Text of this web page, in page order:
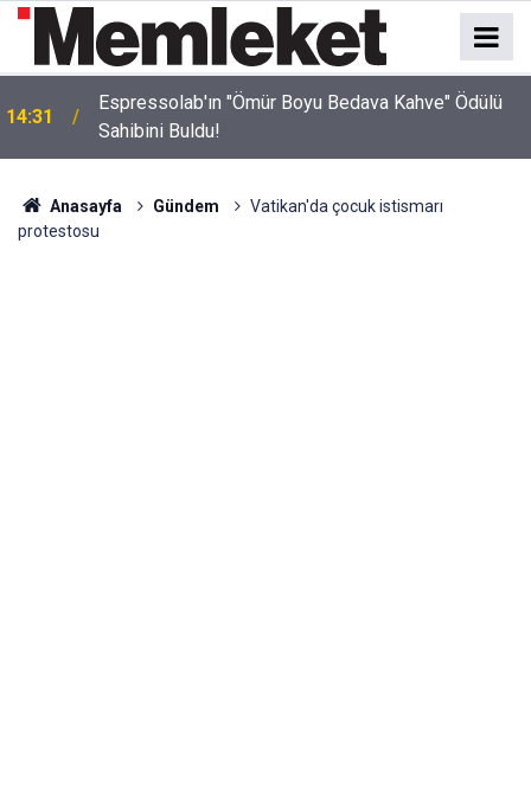
14:31
Espressolab'ın "Ömür Boyu Bedava Kahve" Ödülü
Sahibini Buldu!
Anasayfa Gündem
Vatikan'da çocuk istismarı
protestosu